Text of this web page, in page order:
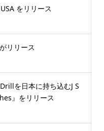
をリリース
リリース
を日本に持ち込むJ S
』をリリース